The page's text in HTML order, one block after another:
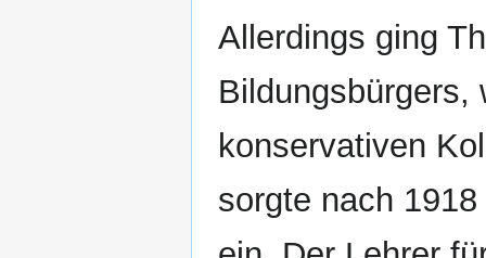
Allerdings ging
Bildungsbürgers,
konservativen
sorgte nach